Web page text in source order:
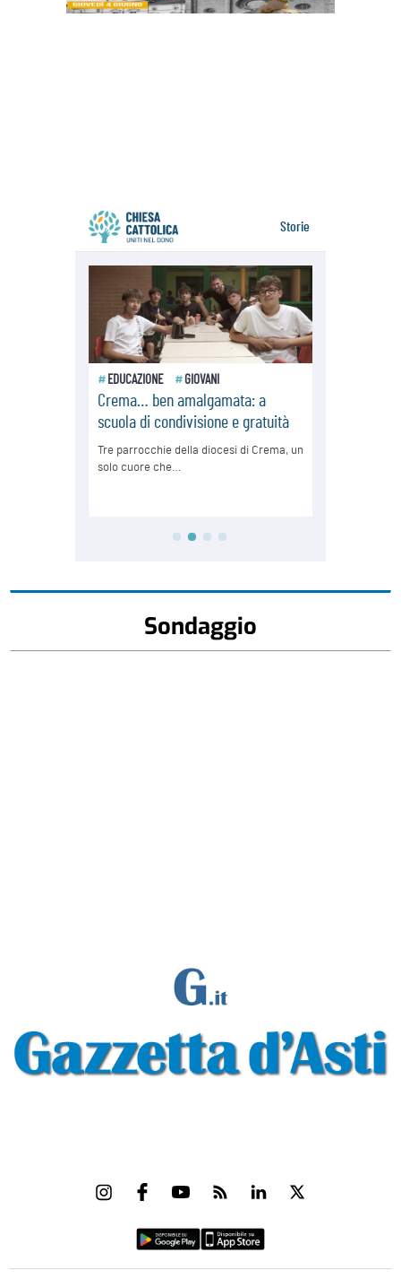
Sondaggio